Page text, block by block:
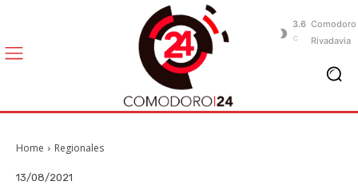
3.6
C
Comodoro
Rivadavia
Home Regionales
13/08/2021